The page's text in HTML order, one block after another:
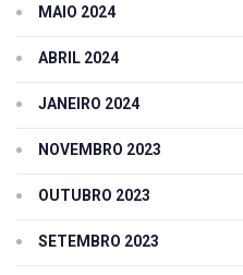
MAIO 2024
ABRIL 2024
JANEIRO 2024
NOVEMBRO 2023
OUTUBRO 2023
SETEMBRO 2023